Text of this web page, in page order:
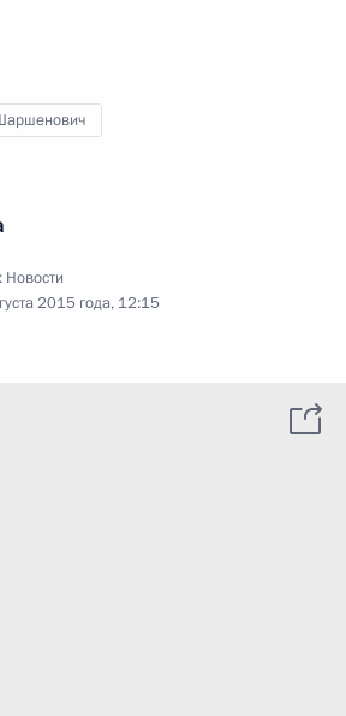
Новости
2015 года, 12:15